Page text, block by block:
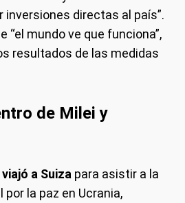
inversiones directas al país”.
“el mundo ve que funciona”,
resultados de las medidas
de Milei y
viajó a Suiza para asistir a la
la paz en Ucrania,